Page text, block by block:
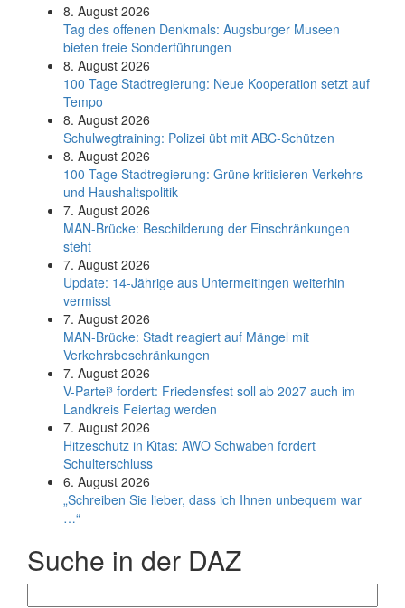
8. August 2026
Tag des offenen Denkmals: Augsburger Museen
bieten freie Sonderführungen
8. August 2026
100 Tage Stadtregierung: Neue Kooperation setzt auf
Tempo
8. August 2026
Schul­weg­trai­ning: Poli­zei übt mit ABC-Schüt­zen
8. August 2026
100 Tage Stadtregierung: Grüne kritisieren Verkehrs-
und Haushaltspolitik
7. August 2026
MAN-Brücke: Beschilderung der Einschränkungen
steht
7. August 2026
Update: 14-Jährige aus Untermeitingen weiterhin
vermisst
7. August 2026
MAN-Brücke: Stadt reagiert auf Mängel mit
Verkehrsbeschränkungen
7. August 2026
V-Partei­³ fordert: Friedens­fest soll ab 2027 auch im
Land­kreis Feier­tag werden
7. August 2026
Hitzeschutz in Kitas: AWO Schwaben fordert
Schulterschluss
6. August 2026
„Schreiben Sie lieber, dass ich Ihnen unbequem war
…“
Suche in der DAZ